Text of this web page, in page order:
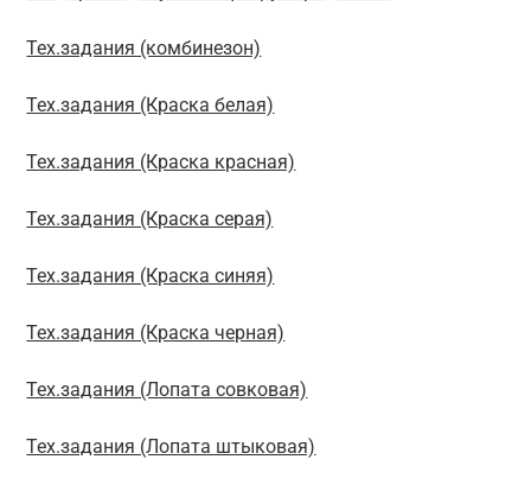
Тех.задания (комбинезон)
Тех.задания (Краска белая)
Тех.задания (Краска красная)
Тех.задания (Краска серая)
Тех.задания (Краска синяя)
Тех.задания (Краска черная)
Тех.задания (Лопата совковая)
Тех.задания (Лопата штыковая)